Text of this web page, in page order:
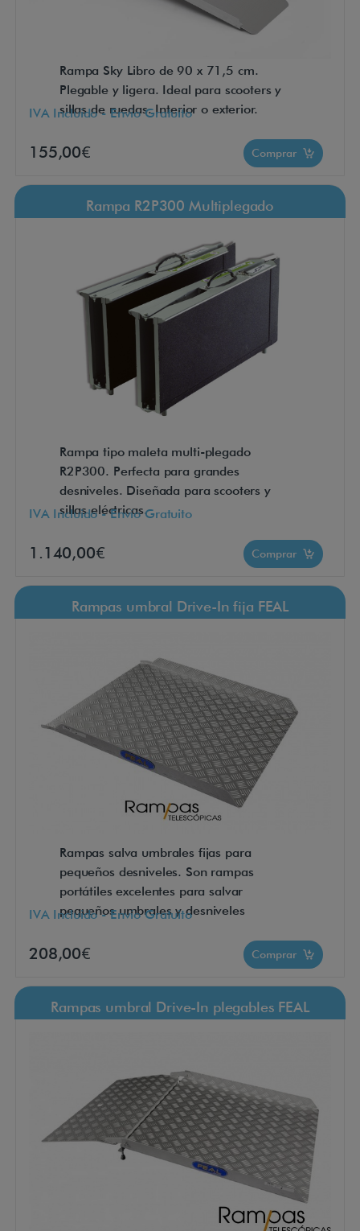
Rampa Sky Libro de 90 x 71,5 cm.
Plegable y ligera. Ideal para scooters y
sillas de ruedas. Interior o exterior.
IVA Incluido - Envío Gratuito
155,00€ Comprar
Rampa R2P300 Multiplegado
Rampa tipo maleta multi-plegado
R2P300. Perfecta para grandes
desniveles. Diseñada para scooters y
sillas eléctricas.
IVA Incluido - Envío Gratuito
1.140,00€ Comprar
Rampas umbral Drive-In fija FEAL
Rampas salva umbrales fijas para
pequeños desniveles. Son rampas
portátiles excelentes para salvar
pequeños umbrales y desniveles
IVA Incluido - Envío Gratuito
208,00€ Comprar
Rampas umbral Drive-In plegables FEAL